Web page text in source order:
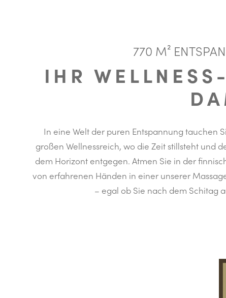
770 M²
IHR
In eine Welt der puren Entspannung tauchen
großen Wellnessreich, wo die Zeit stillsteht und
dem Horizont entgegen. Atmen Sie in der
von erfahrenen Händen in einer unserer
– egal ob Sie nach dem Schitag